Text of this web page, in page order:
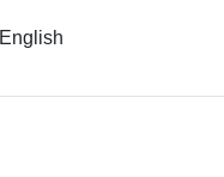
English